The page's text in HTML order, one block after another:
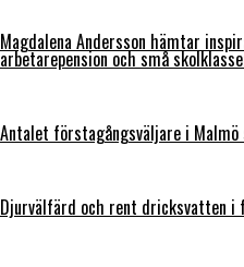
Magdalena Andersson hämtar
arbetarepension och små
Antalet förstagångsväljare i
Djurvälfärd och rent dricksvatten i